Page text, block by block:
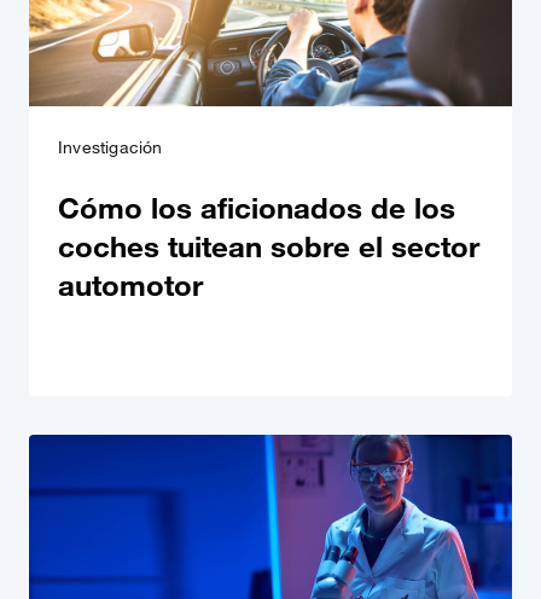
Investigación
Cómo los aficionados de los
coches tuitean sobre el sector
automotor